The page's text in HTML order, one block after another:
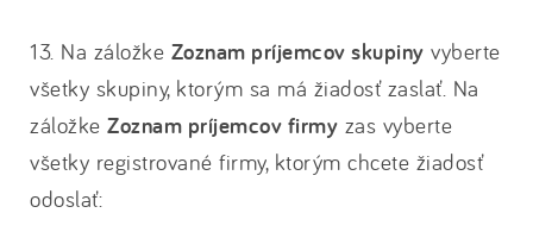
13. Na záložke Zoznam príjemcov skupiny vyberte
všetky skupiny, ktorým sa má žiadosť zaslať. Na
záložke Zoznam príjemcov firmy zas vyberte
všetky registrované firmy, ktorým chcete žiadosť
odoslať: